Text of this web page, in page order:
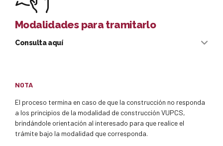
3
4
5
Modalidades para tramitarlo
Consulta aquí
NOTA
El proceso termina en caso de que la construcción no responda
a los principios de la modalidad de construcción VUPCS,
brindándole orientación al interesado para que realice el
trámite bajo la modalidad que corresponda.